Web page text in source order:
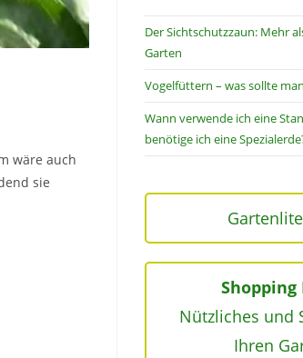
wäre auch
sie
Der Sichtschutzzaun: Mehr
Garten
Vogelfüttern – was sollte
Wann verwende ich eine
benötige ich eine
Shopping
Nützliches und
Ihren